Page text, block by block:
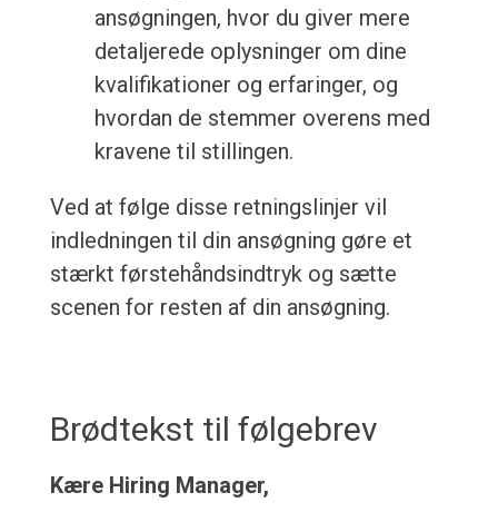
ansøgningen, hvor du giver mere
detaljerede oplysninger om dine
kvalifikationer og erfaringer, og
hvordan de stemmer overens med
kravene til stillingen.
Ved at følge disse retningslinjer vil
indledningen til din ansøgning gøre et
stærkt førstehåndsindtryk og sætte
scenen for resten af din ansøgning.
Brødtekst til følgebrev
Kære Hiring Manager,